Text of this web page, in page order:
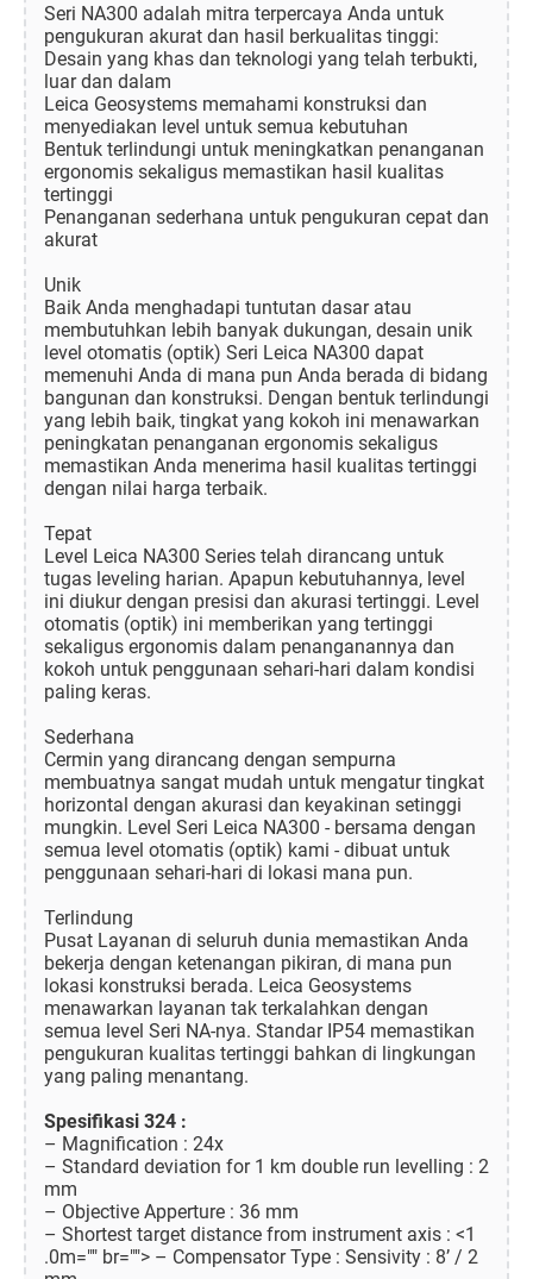
Seri NA300 adalah mitra terpercaya Anda untuk
pengukuran akurat dan hasil berkualitas tinggi:
Desain yang khas dan teknologi yang telah terbukti,
luar dan dalam
Leica Geosystems memahami konstruksi dan
menyediakan level untuk semua kebutuhan
Bentuk terlindungi untuk meningkatkan penanganan
ergonomis sekaligus memastikan hasil kualitas
tertinggi
Penanganan sederhana untuk pengukuran cepat dan
akurat
Unik
Baik Anda menghadapi tuntutan dasar atau
membutuhkan lebih banyak dukungan, desain unik
level otomatis (optik) Seri Leica NA300 dapat
memenuhi Anda di mana pun Anda berada di bidang
bangunan dan konstruksi. Dengan bentuk terlindungi
yang lebih baik, tingkat yang kokoh ini menawarkan
peningkatan penanganan ergonomis sekaligus
memastikan Anda menerima hasil kualitas tertinggi
dengan nilai harga terbaik.
Tepat
Level Leica NA300 Series telah dirancang untuk
tugas leveling harian. Apapun kebutuhannya, level
ini diukur dengan presisi dan akurasi tertinggi. Level
otomatis (optik) ini memberikan yang tertinggi
sekaligus ergonomis dalam penanganannya dan
kokoh untuk penggunaan sehari-hari dalam kondisi
paling keras.
Sederhana
Cermin yang dirancang dengan sempurna
membuatnya sangat mudah untuk mengatur tingkat
horizontal dengan akurasi dan keyakinan setinggi
mungkin. Level Seri Leica NA300 - bersama dengan
semua level otomatis (optik) kami - dibuat untuk
penggunaan sehari-hari di lokasi mana pun.
Terlindung
Pusat Layanan di seluruh dunia memastikan Anda
bekerja dengan ketenangan pikiran, di mana pun
lokasi konstruksi berada. Leica Geosystems
menawarkan layanan tak terkalahkan dengan
semua level Seri NA-nya. Standar IP54 memastikan
pengukuran kualitas tertinggi bahkan di lingkungan
yang paling menantang.
Spesifikasi 324 :
– Magnification : 24x
– Standard deviation for 1 km double run levelling : 2
mm
– Objective Apperture : 36 mm
– Shortest target distance from instrument axis : <1
.0m="" br=""> – Compensator Type : Sensivity : 8’ / 2